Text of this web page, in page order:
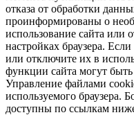
отказа от обработки
проинформированы о
использование сайта или
настройках браузера.
или отключите их в
функции сайта могут
Управление файлами
используемого браузера.
доступны по ссылкам